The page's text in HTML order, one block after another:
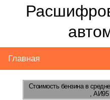
Главная
Стоимость бензинав
, АИ95